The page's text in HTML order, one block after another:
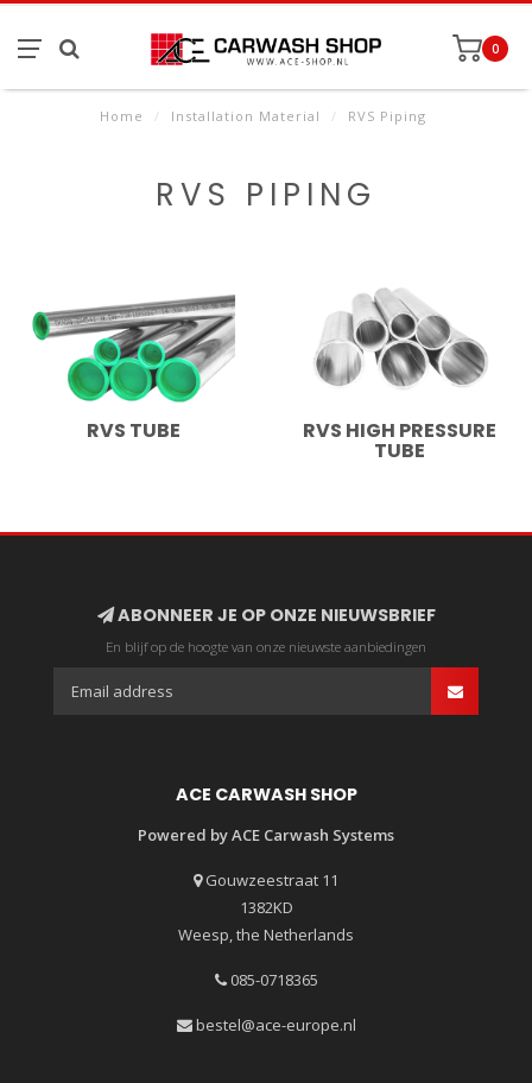
0
Home / Installation Material / RVS Piping
RVS PIPING
RVS TUBE RVS HIGH PRESSURE
TUBE
ABONNEER JE OP ONZE NIEUWSBRIEF
En blijf op de hoogte van onze nieuwste aanbiedingen
ACE CARWASH SHOP
Powered by ACE Carwash Systems
Gouwzeestraat 11
1382KD
Weesp, the Netherlands
085-0718365
bestel@ace-europe.nl